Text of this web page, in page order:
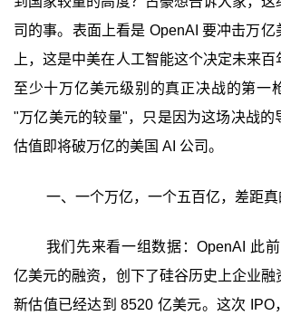
司的事。表面上看是 OpenAI 要冲击万
上，这是中美在人工智能这个决定未来百
至少十万亿美元级别的真正决战的第一
"万亿美元的较量"，只是因为这场决战的
估值即将破万亿的美国 AI 公司。
一、一个万亿，一个五百亿，差距真
我们先来看一组数据：OpenAI 此
亿美元的融资，创下了硅谷历史上企业融
新估值已经达到 8520 亿美元。这次 IPO